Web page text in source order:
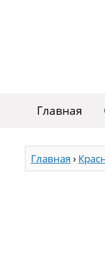
Главная
Главная ›